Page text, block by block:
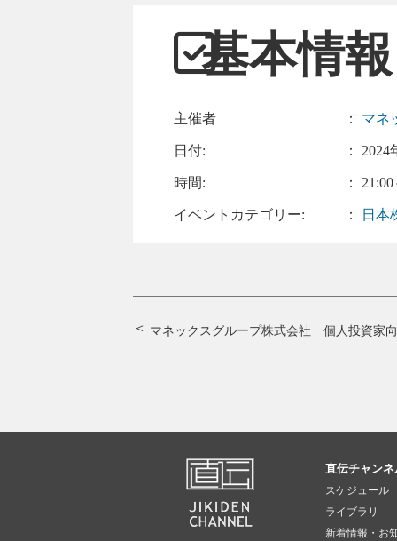
基本情報
主催者 ： マネ
日付: ： 2024
時間: ：
イベントカテゴリー: ： 日本
マネックスグループ株式会社 個人投資家
直伝チャン
スケジュール
ライブラリ
新着情報・お